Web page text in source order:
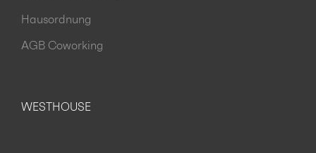
Hausordnung
AGB Coworking
WESTHOUSE